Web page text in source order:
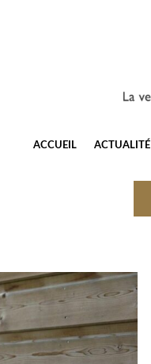
ACCUEIL ACTUALITÉ